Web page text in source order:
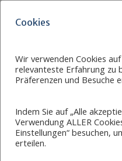
Cookies
Wir verwenden Cookies
relevanteste Erfahrung zu
Präferenzen und Besuche
Indem Sie auf „Alle
Verwendung ALLER
Einstellungen“ besuchen,
erteilen.